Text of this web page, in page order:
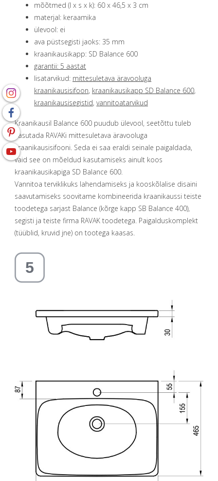
mõõtmed (l x s x k): 60 x 46,5 x 3 cm
materjal: keraamika
ülevool: ei
ava püstsegisti jaoks: 35 mm
kraanikausikapp: SD Balance 600
garantii: 5 aastat
lisatarvikud: mittesuletava äravooluga
kraanikausisifoon, kraanikausikapp SD Balance 600,
kraanikausisegistid, vannitoatarvikud
Kraanikausil Balance 600 puudub ülevool, seetõttu tuleb
kasutada RAVAKi mittesuletava äravooluga
kraanikausisifooni. Seda ei saa eraldi seinale paigaldada,
vaid see on mõeldud kasutamiseks ainult koos
kraanikausikapiga SD Balance 600.
Vannitoa terviklikuks lahendamiseks ja kooskõlalise disaini
saavutamiseks soovitame kombineerida kraanikaussi teiste
toodetega sarjast Balance (kõrge kapp SB Balance 400),
segisti ja teiste firma RAVAK toodetega. Paigalduskomplekt
(tüüblid, kruvid jne) on tootega kaasas.